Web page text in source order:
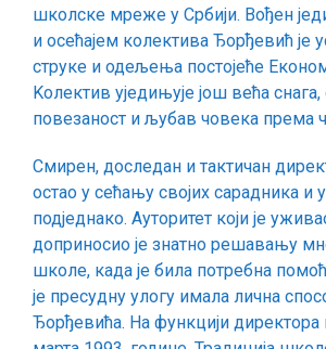
школске мреже у Србији. Вођен
и осећајем колектива Ђорђевић је
струке и одељења постојеће
Kолектив уједињује још већа
повезаност и љубав човека према
Смирен, доследан и тактичан
остао у сећању својих сарадника и
подједнако. Ауторитет који је
доприносио је знатно решавању
школе, када је била потребна
је пресудну улогу имала лична
Ђорђевића. На функцији